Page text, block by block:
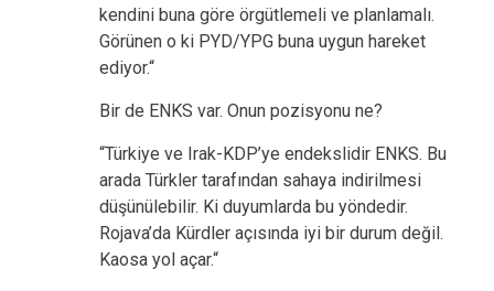
kendini buna göre örgütlemeli ve planlamalı.
Görünen o ki PYD/YPG buna uygun hareket
ediyor.“
Bir de ENKS var. Onun pozisyonu ne?
“Türkiye ve Irak-KDP’ye endekslidir ENKS. Bu
arada Türkler tarafından sahaya indirilmesi
düşünülebilir. Ki duyumlarda bu yöndedir.
Rojava’da Kürdler açısında iyi bir durum değil.
Kaosa yol açar.“